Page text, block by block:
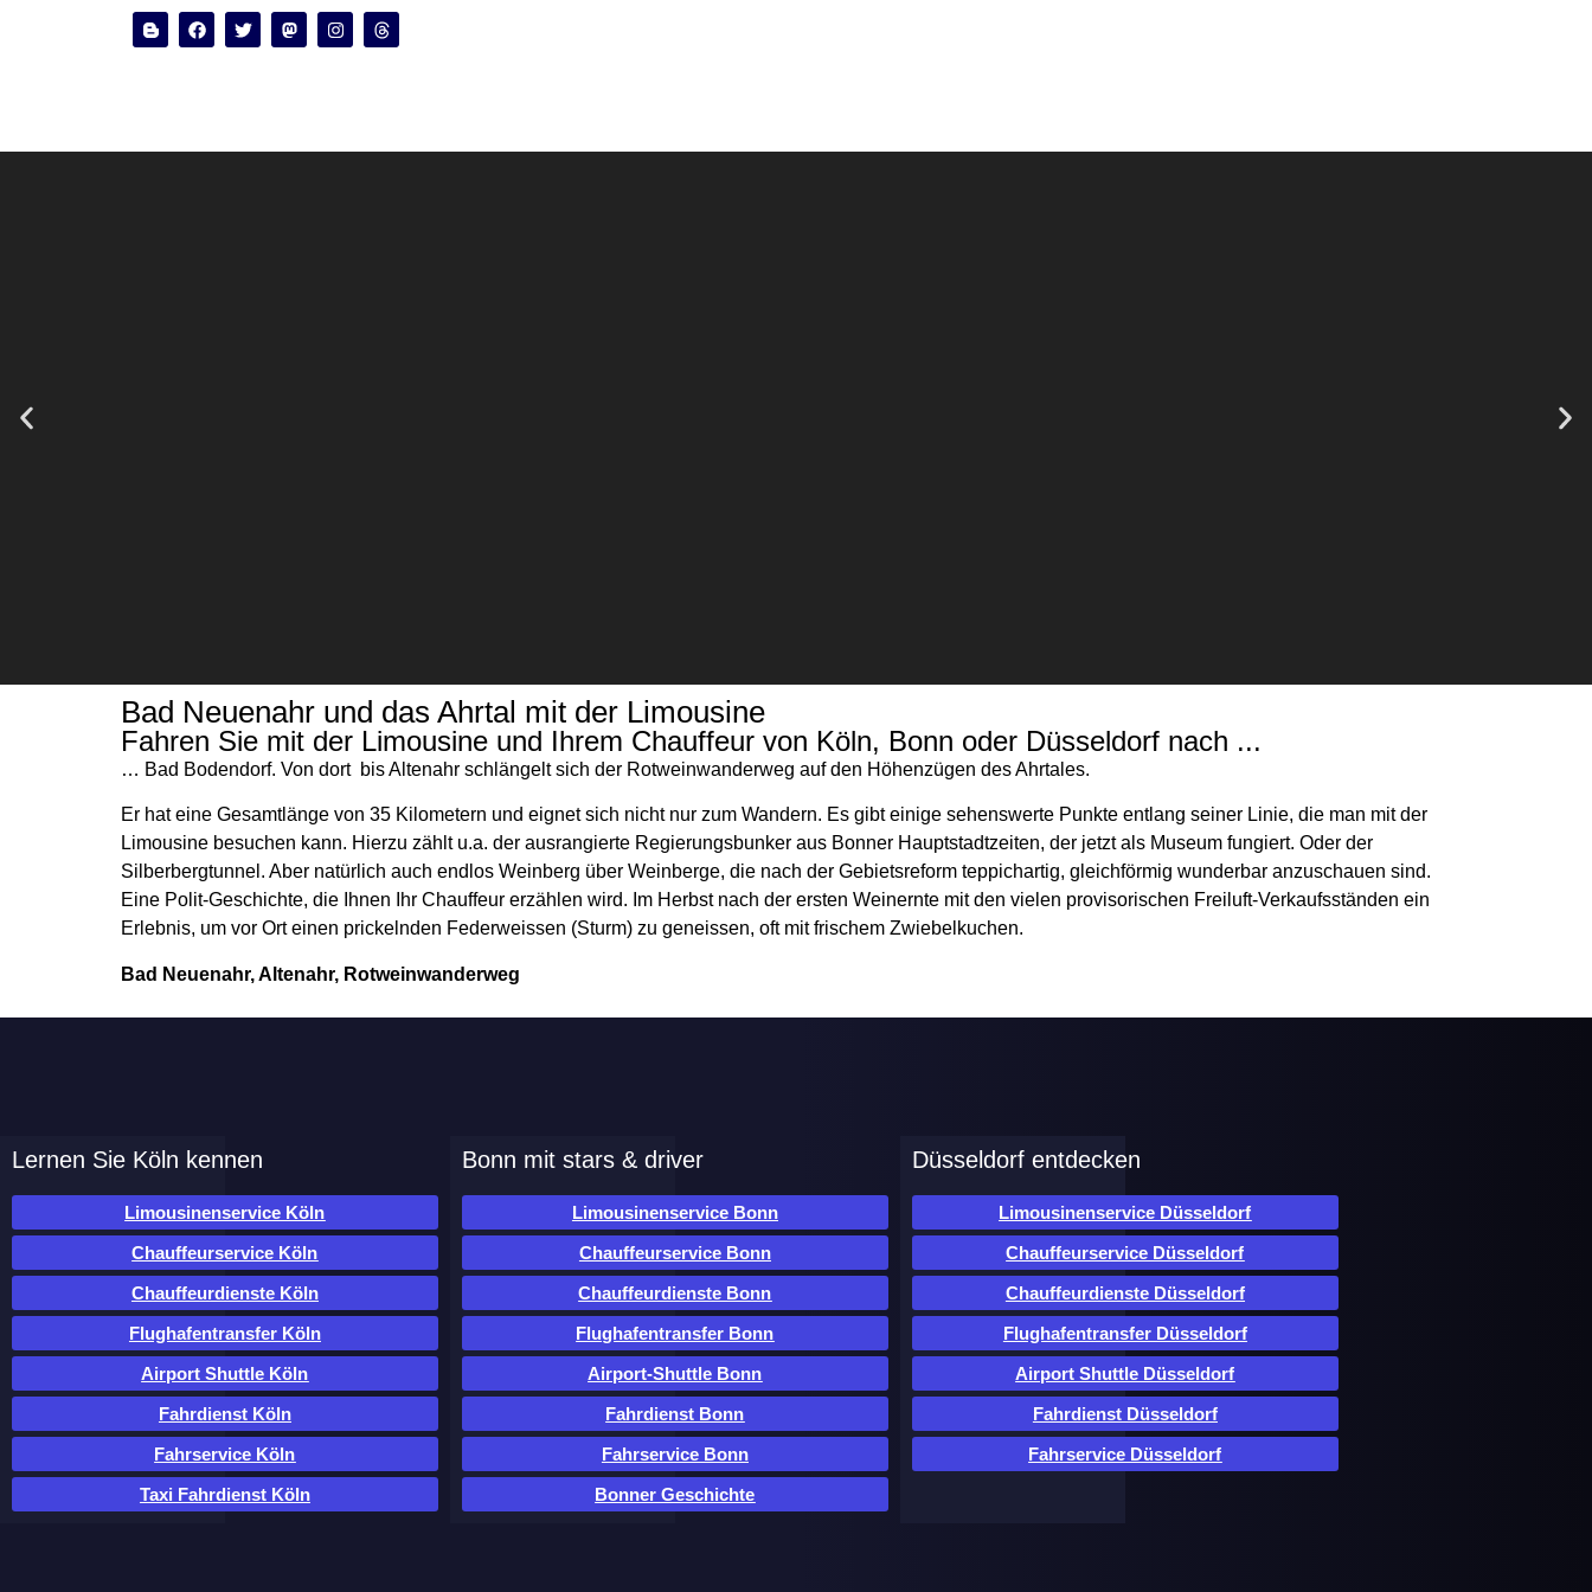
Chauffeurservice
Kontakt
Bad Neuenahr und das Ahrtal mit der Limousine
Fahren Sie mit der Limousine und Ihrem Chauffeur von Köln, Bonn oder Düsseldorf nach ...
… Bad Bodendorf. Von dort bis Altenahr schlängelt sich der Rotweinwanderweg auf den Höhenzügen des Ahrtales.
Er hat eine Gesamtlänge von 35 Kilometern und eignet sich nicht nur zum Wandern. Es gibt einige sehenswerte Punkte entlang seiner Linie, die man mit der
Limousine besuchen kann. Hierzu zählt u.a. der ausrangierte Regierungsbunker aus Bonner Hauptstadtzeiten, der jetzt als Museum fungiert. Oder der
Silberbergtunnel. Aber natürlich auch endlos Weinberg über Weinberge, die nach der Gebietsreform teppichartig, gleichförmig wunderbar anzuschauen sind.
Eine Polit-Geschichte, die Ihnen Ihr Chauffeur erzählen wird. Im Herbst nach der ersten Weinernte mit den vielen provisorischen Freiluft-Verkaufsständen ein
Erlebnis, um vor Ort einen prickelnden Federweissen (Sturm) zu geneissen, oft mit frischem Zwiebelkuchen.
Bad Neuenahr, Altenahr, Rotweinwanderweg
Lernen Sie Köln kennen
Limousinenservice Köln
Chauffeurservice Köln
Chauffeurdienste Köln
Flughafentransfer Köln
Airport Shuttle Köln
Fahrdienst Köln
Fahrservice Köln
Taxi Fahrdienst Köln
Bonn mit stars & driver
Limousinenservice Bonn
Chauffeurservice Bonn
Chauffeurdienste Bonn
Flughafentransfer Bonn
Airport-Shuttle Bonn
Fahrdienst Bonn
Fahrservice Bonn
Bonner Geschichte
Düsseldorf entdecken
Limousinenservice Düsseldorf
Chauffeurservice Düsseldorf
Chauffeurdienste Düsseldorf
Flughafentransfer Düsseldorf
Airport Shuttle Düsseldorf
Fahrdienst Düsseldorf
Fahrservice Düsseldorf